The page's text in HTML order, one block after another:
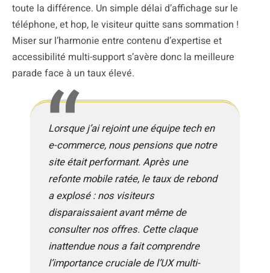
toute la différence. Un simple délai d’affichage sur le
téléphone, et hop, le visiteur quitte sans sommation !
Miser sur l’harmonie entre contenu d’expertise et
accessibilité multi-support s’avère donc la meilleure
parade face à un taux élevé.
Lorsque j’ai rejoint une équipe tech en
e-commerce, nous pensions que notre
site était performant. Après une
refonte mobile ratée, le taux de rebond
a explosé : nos visiteurs
disparaissaient avant même de
consulter nos offres. Cette claque
inattendue nous a fait comprendre
l’importance cruciale de l’UX multi-